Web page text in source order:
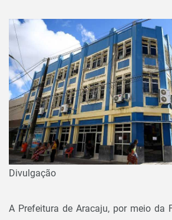
Divulgação
A Prefeitura de Aracaju, por meio da